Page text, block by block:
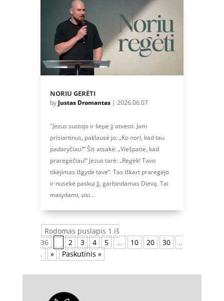
NORIU GERĖTI
by Justas Dromantas| 2026.06.07
"Jėzus sustojo ir liepė jį atvesti. Jam
prisiartinus, paklausė jo: „Ko nori, kad tau
padaryčiau?“ Šis atsakė: „Viešpatie, kad
praregėčiau!“ Jėzus tarė: „Regėk! Tavo
tikėjimas išgydė tave“. Tas iškart praregėjo
ir nusekė paskui Jį, garbindamas Dievą. Tai
matydami, visi...
Rodomas puslapis 1 iš
36
2 3 4 5 ... 10 20 30
..
.
» Paskutinis »